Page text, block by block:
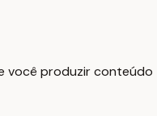
você produzir conteúdo